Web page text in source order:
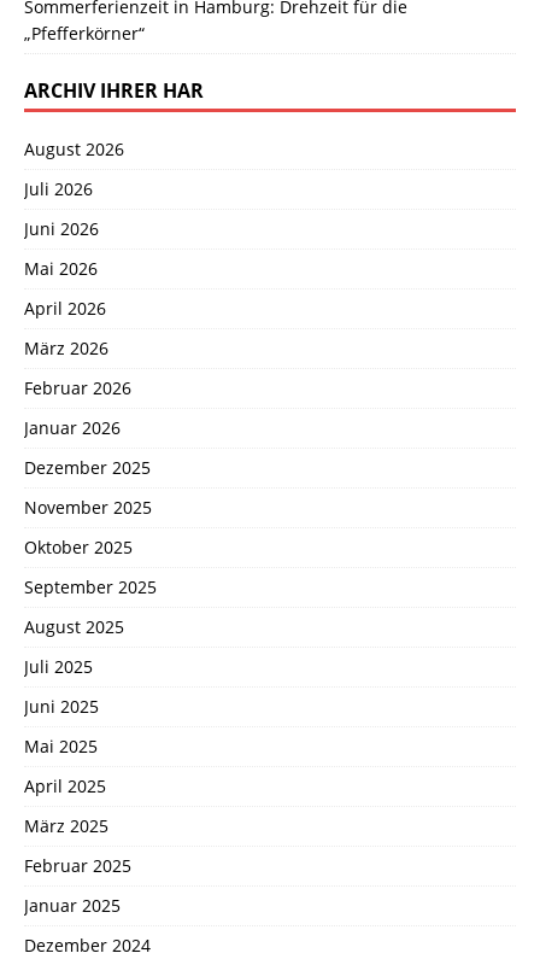
Sommerferienzeit in Hamburg: Drehzeit für die
„Pfefferkörner“
ARCHIV IHRER HAR
August 2026
Juli 2026
Juni 2026
Mai 2026
April 2026
März 2026
Februar 2026
Januar 2026
Dezember 2025
November 2025
Oktober 2025
September 2025
August 2025
Juli 2025
Juni 2025
Mai 2025
April 2025
März 2025
Februar 2025
Januar 2025
Dezember 2024